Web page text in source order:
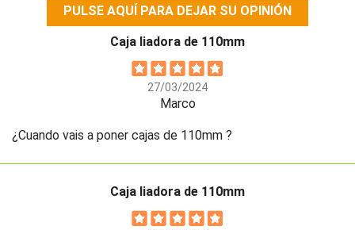
PULSE AQUÍ PARA DEJAR SU OPINIÓN
Caja liadora de 110mm
27/03/2024
Marco
¿Cuando vais a poner cajas de 110mm ?
Caja liadora de 110mm